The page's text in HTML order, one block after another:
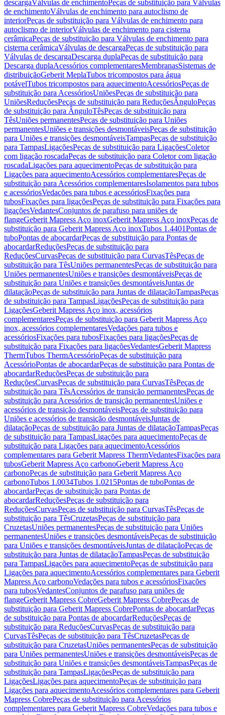
descargaVálvulas de enchimentoPeças de substituição para Válvulas
de enchimentoVálvulas de enchimento para autoclismo de
interiorPeças de substituição para Válvulas de enchimento para
autoclismo de interiorVálvulas de enchimento para cisterna
cerâmicaPeças de substituição para Válvulas de enchimento para
cisterna cerâmicaVálvulas de descargaPeças de substituição para
Válvulas de descargaDescarga duplaPeças de substituição para
Descarga duplaAcessórios complementaresMembranasSistemas de
distribuiçãoGeberit MeplaTubos tricompostos para água
potávelTubos tricompostos para aquecimentoAcessóriosPeças de
substituição para AcessóriosUniõesPeças de substituição para
UniõesReduçõesPeças de substituição para ReduçõesÂnguloPeças
de substituição para ÂnguloTêsPeças de substituição para
TêsUniões permanentesPeças de substituição para Uniões
permanentesUniões e transições desmontáveisPeças de substituição
para Uniões e transições desmontáveisTampasPeças de substituição
para TampasLigaçõesPeças de substituição para LigaçõesColetor
com ligação roscadaPeças de substituição para Coletor com ligação
roscadaLigações para aquecimentoPeças de substituição para
Ligações para aquecimentoAcessórios complementaresPeças de
substituição para Acessórios complementaresIsolamentos para tubos
e acessóriosVedações para tubos e acessóriosFixações para
tubosFixações para ligaçõesPeças de substituição para Fixações para
ligaçõesVedantesConjuntos de parafuso para uniões de
flangeGeberit Mapress Aço inoxGeberit Mapress Aço inoxPeças de
substituição para Geberit Mapress Aço inoxTubos 1.4401Pontas de
tuboPontas de abocardarPeças de substituição para Pontas de
abocardarReduçõesPeças de substituição para
ReduçõesCurvasPeças de substituição para CurvasTêsPeças de
substituição para TêsUniões permanentesPeças de substituição para
Uniões permanentesUniões e transições desmontáveisPeças de
substituição para Uniões e transições desmontáveisJuntas de
dilataçãoPeças de substituição para Juntas de dilataçãoTampasPeças
de substituição para TampasLigaçõesPeças de substituição para
LigaçõesGeberit Mapress Aço inox, acessórios
complementaresPeças de substituição para Geberit Mapress Aço
inox, acessórios complementaresVedações para tubos e
acessóriosFixações para tubosFixações para ligaçõesPeças de
substituição para Fixações para ligaçõesVedantesGeberit Mapress
ThermTubos ThermAcessórioPeças de substituição para
AcessórioPontas de abocardarPeças de substituição para Pontas de
abocardarReduçõesPeças de substituição para
ReduçõesCurvasPeças de substituição para CurvasTêsPeças de
substituição para TêsAcessórios de transição permanentesPeças de
substituição para Acessórios de transição permanentesUniões e
acessórios de transição desmontáveisPeças de substituição para
Uniões e acessórios de transição desmontáveisJuntas de
dilataçãoPeças de substituição para Juntas de dilataçãoTampasPeças
de substituição para TampasLigações para aquecimentoPeças de
substituição para Ligações para aquecimentoAcessórios
complementares para Geberit Mapress ThermVedantesFixações para
tubosGeberit Mapress Aço carbonoGeberit Mapress Aço
carbonoPeças de substituição para Geberit Mapress Aço
carbonoTubos 1.0034Tubos 1.0215Pontas de tuboPontas de
abocardarPeças de substituição para Pontas de
abocardarReduçõesPeças de substituição para
ReduçõesCurvasPeças de substituição para CurvasTêsPeças de
substituição para TêsCruzetasPeças de substituição para
CruzetasUniões permanentesPeças de substituição para Uniões
permanentesUniões e transições desmontáveisPeças de substituição
para Uniões e transições desmontáveisJuntas de dilataçãoPeças de
substituição para Juntas de dilataçãoTampasPeças de substituição
para TampasLigações para aquecimentoPeças de substituição para
Ligações para aquecimentoAcessórios complementares para Geberit
Mapress Aço carbonoVedações para tubos e acessóriosFixações
para tubosVedantesConjuntos de parafuso para uniões de
flangeGeberit Mapress CobreGeberit Mapress CobrePeças de
substituição para Geberit Mapress CobrePontas de abocardarPeças
de substituição para Pontas de abocardarReduçõesPeças de
substituição para ReduçõesCurvasPeças de substituição para
CurvasTêsPeças de substituição para TêsCruzetasPeças de
substituição para CruzetasUniões permanentesPeças de substituição
para Uniões permanentesUniões e transições desmontáveisPeças de
substituição para Uniões e transições desmontáveisTampasPeças de
substituição para TampasLigaçõesPeças de substituição para
LigaçõesLigações para aquecimentoPeças de substituição para
Ligações para aquecimentoAcessórios complementares para Geberit
Mapress CobrePeças de substituição para Acessórios
complementares para Geberit Mapress CobreVedações para tubos e